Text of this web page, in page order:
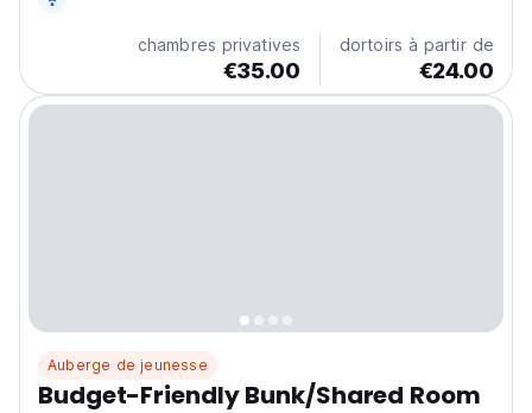
chambres privatives
€35.00
dortoirs à partir de
€24.00
Auberge de jeunesse
Budget-Friendly Bunk/Shared Room